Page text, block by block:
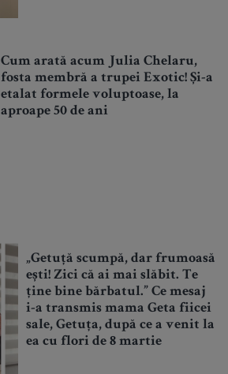
Cum arată acum Julia Chelaru,
fosta membră a trupei Exotic! Și-a
etalat formele voluptoase, la
aproape 50 de ani
„Getuță scumpă, dar frumoasă
ești! Zici că ai mai slăbit. Te
ține bine bărbatul.” Ce mesaj
i-a transmis mama Geta fiicei
sale, Getuța, după ce a venit la
ea cu flori de 8 martie